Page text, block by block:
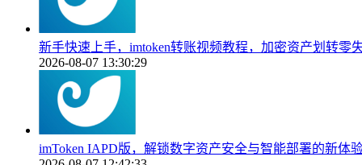
新手快速上手，imtoken转账视频教程，加密资产划转零
2026-08-07 13:30:29
imToken IAPD版，解锁数字资产安全与智能部署的新体